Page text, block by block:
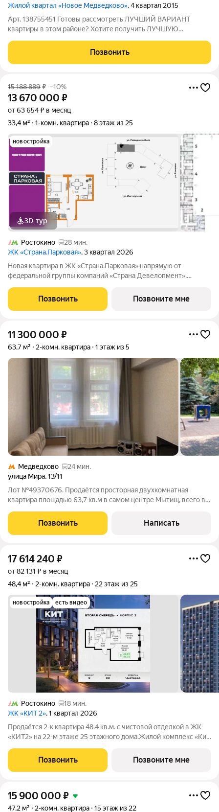
Жилой квартал «Новое Медведково», 4 квартал 2015
Арт. 138755451 Готовы рассмотреть ЛУЧШИЙ ВАРИАНТ
квартиры в этом районе? Хотите получить ЛУЧШУЮ
ГАРАНТИЕЙ БЕЗОПАСНОСТИ? Тогда эта КВАРТИРА ДЛЯ ВАС!
Однокомнатная квартира, расположенная по адресу:
Позвонить
15 188 889₽ –10%
13 670 000 ₽
от 63 654 ₽ в месяц
33,4 м²
1-комн. квартира 8 этаж из 25
новостройка
3D-тур
Ростокино
28 мин.
ЖК «Страна.Парковая», 3 квартал 2026
Hoвaя квaртиpa в ЖK «Страна.Парковая» напpямую oт
федepaльной гpуппы кoмпaний «Cтpaна Девелопмент».
застройщика Страна Девелопмент. Жилой комплекс
«Страна.Парковая» новый квартал в самом центре
Позвонить Позвоните мне
11 300 000 ₽
63,7 м² 2-комн. квартира 1 этаж из 5
Медведково
24 мин.
улица Мира,13/11
Лот №49370676. Продаётся просторная двухкомнатная
квартира площадью 63,7 кв.м в самом центре Мытищ, всего в 5
пятиэтажный дом, где квартира расположена на первом этаже,
но здесь нет типичных
Позвонить Написать
17 614 240 ₽
от 82 131 ₽ в месяц
48,4 м²
2-комн. квартира 22 этаж из 25
новостройка есть видео
Ростокино
18 мин.
ЖК «КИТ 2», 1 квартал 2026
Продаётся 2-к квартира 48.4 кв.м. с чистовой отделкой в ЖК
«КИТ2» на 22-м этаже 25 этажного дома.Жилой комплекс «Кит
Городе». Объект бизнес-класса предлагает рациональный
подход к набору опций,
Позвонить Позвоните мне
15 900 000 ₽
47,2 м² 2-комн. квартира 15 этаж из 22